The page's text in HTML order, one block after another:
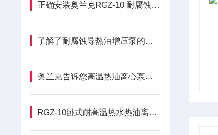
正确安装奥兰克RGZ-10 耐腐蚀导热油增压泵才可保证其安全运行
了解了耐腐蚀导热油增压泵的工作原理才能更好的使用它
奥兰克告诉您高温热油离心泵维修方法
RGZ-10卧式耐高温热水热油离心泵的使用及维护保养方法